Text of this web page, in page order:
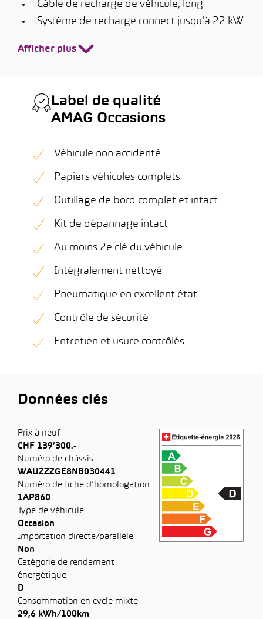
Câble de recharge de véhicule, long
Système de recharge connect jusqu'à 22 kW
Afficher plus
Label de qualité
AMAG Occasions
Véhicule non accidenté
Papiers véhicules complets
Outillage de bord complet et intact
Kit de dépannage intact
Au moins 2e clé du véhicule
Intégralement nettoyé
Pneumatique en excellent état
Contrôle de sécurité
Entretien et usure contrôlés
Données clés
Prix à neuf
CHF 139’300.-
Numéro de châssis
WAUZZZGE8NB030441
Numéro de fiche d’homologation
1AP860
Type de véhicule
Occasion
Importation directe/parallèle
Non
Catégorie de rendement
énergétique
D
Consommation en cycle mixte
29,6 kWh/100km